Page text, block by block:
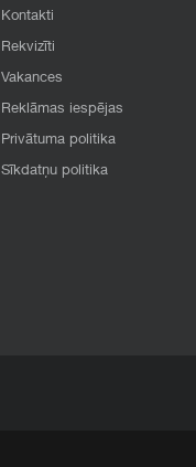
Kontakti
Rekvizīti
Vakances
Reklāmas iespējas
Privātuma politika
Sīkdatņu politika